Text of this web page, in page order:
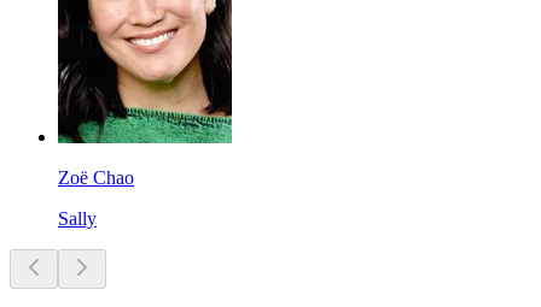
Zoë Chao
Sally